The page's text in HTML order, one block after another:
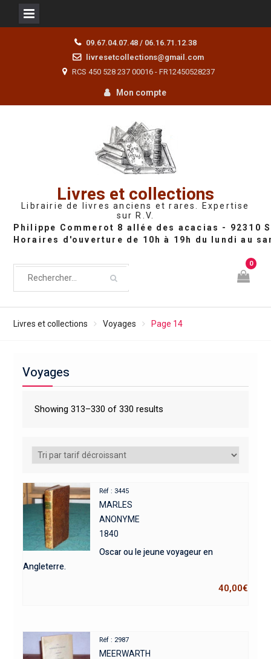
09.67.04.07.48 / 06.16.71.12.38
livresetcollections@gmail.com
RCS 450 528 237 00016 - FR12450528237
Mon compte
Livres et collections
Librairie de livres anciens et rares. Expertise
sur R.V.
0
Livres et collections Voyages Page 14
Voyages
Showing 313–330 of 330 results
Réf : 3445
MARLES
ANONYME
1840
Oscar ou le jeune voyageur en
Angleterre.
40,00€
Réf : 2987
MEERWARTH